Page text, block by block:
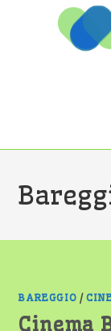
BAREGGIO /
Cinema